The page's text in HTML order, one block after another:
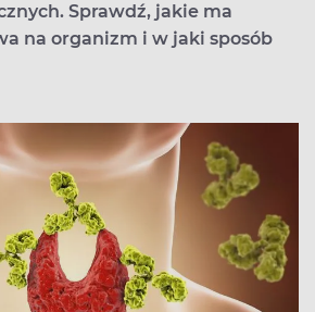
Sprawdź, jakie ma
na organizm i w jaki sposób